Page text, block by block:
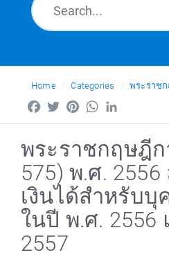
News
Ask a Question
Home Categories พระราช
FacebookTwitterPinterestWhatsApp
พระราชกฤษฎี
575) พ.ศ.
เงินได้สำหรับ
ในปี พ.ศ. 2556
2557